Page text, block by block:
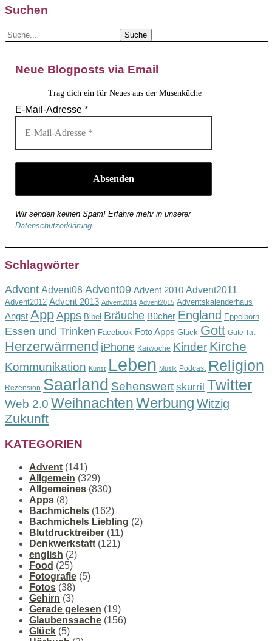
Suchen
Neue Blogposts via Email
Trag dich ein für Neues aus der Musenküche
E-Mail-Adresse *
Wir senden keinen Spam! Erfahre mehr in unserer
Datenschutzerklärung
Schlagwörter
Advent Advent08 Advent09 Advent 2010 Advent2011
Advent2012 Advent 2013 Advent2014 Advent2015 Adventskalenderhaus
Angst App Apps Bibel Bräuche Bücher England Eppelborn
Essen und Trinken Facebook Foto Apps Glück Gott Gute Tat
Herzerwärmend iPhone Karwoche Kinder Kirche
Kommunikation Kunst Leben Musik Podcast Religion
Rezension Saarland Sehenswert skurril Twitter
Web 2.0 WeihnachtenWerbung Witzig
Zukunft
KATEGORIEN
Advent (141)
Allgemein (329)
Allgemeines (830)
Apps (8)
Bachmichels (162)
Bachmichels Liebling (2)
Blutdrucktreiber (11)
Denkwerkstatt (121)
english (2)
Food (25)
Fotografie (5)
Fotos (38)
Gehirn (3)
Gerade gelesen (19)
Glaubenssache (156)
Glück (5)